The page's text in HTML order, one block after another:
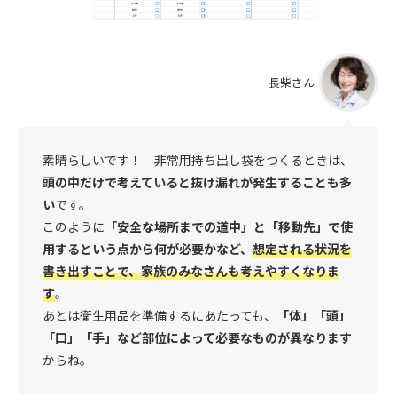
長柴さん
素晴らしいです！ 非常用持ち出し袋をつくるときは、
頭の中だけで考えていると抜け漏れが発生することも多
いです。
このように 「安全な場所までの道中」と「移動先」で使
用するという点から何が必要かなど、 想定される状況を
書き出すことで、家族のみなさんも考えやすくなりま
す。
あとは衛生用品を準備するにあたっても、
「体」「頭」
「口」「手」など部位によって必要なものが異なります
からね。